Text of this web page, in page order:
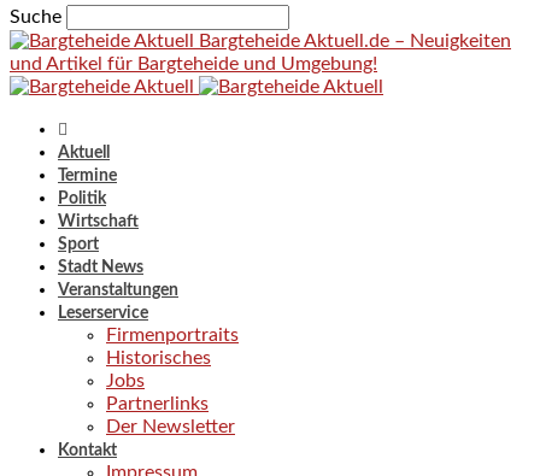
Suche
Bargteheide Aktuell.de – Neuigkeiten
und Artikel für Bargteheide und Umgebung!
Aktuell
Termine
Politik
Wirtschaft
Sport
Stadt News
Veranstaltungen
Leserservice
Firmenportraits
Historisches
Jobs
Partnerlinks
Der Newsletter
Kontakt